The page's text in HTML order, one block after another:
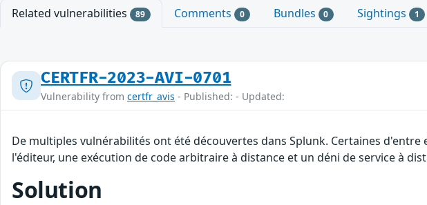
Related vulnerabilities 89 Comments 0 Bundles 0 Sightings 1
CERTFR-2023-AVI-0701
Vulnerability from certfr_avis - Published: - Updated:
De multiples vulnérabilités ont été découvertes dans Splunk. Certaines
l'éditeur, une exécution de code arbitraire à distance et un déni de service à
Solution